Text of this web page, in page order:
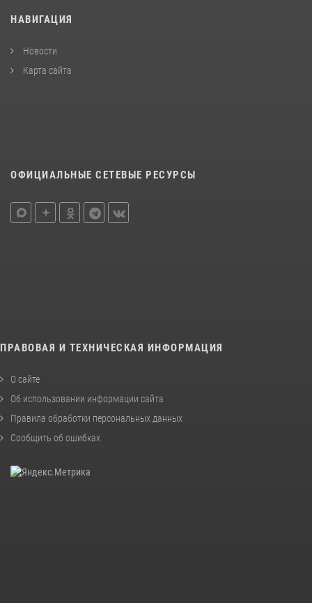
НАВИГАЦИЯ
Новости
Карта сайта
ОФИЦИАЛЬНЫЕ СЕТЕВЫЕ РЕСУРСЫ
ПРАВОВАЯ И ТЕХНИЧЕСКАЯ ИНФОРМАЦИЯ
О сайте
Об использовании информации сайта
Правила обработки персональных данных
Сообщить об ошибках